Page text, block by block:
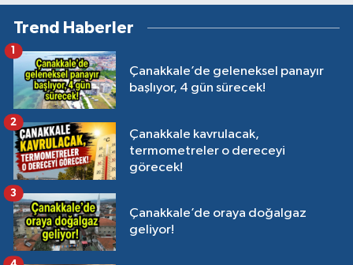
Trend Haberler
Çanakkale’de geleneksel panayır
başlıyor, 4 gün sürecek!
1
Çanakkale kavrulacak,
termometreler o dereceyi
görecek!
2
Çanakkale’de oraya doğalgaz
geliyor!
3